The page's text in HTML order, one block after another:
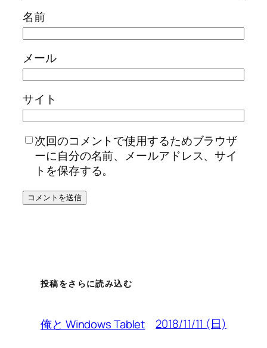
名前
メール
サイト
次回のコメントで使用するためブラウザ
ーに自分の名前、メールアドレス、サイ
トを保存する。
投稿をさらに読み込む
俺と Windows Tablet 2018/11/11 (日)